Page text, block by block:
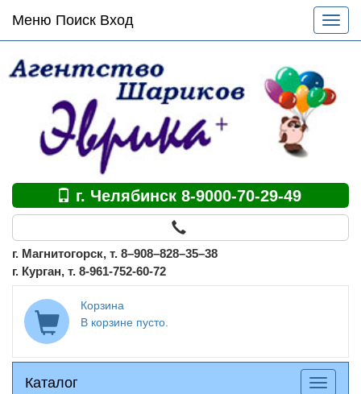
Основное
меню
по
Меню Поиск Вход
меню
г. Челябинск 8-9000-70-29-49
г. Магнитогорск, т. 8–908–828–35–38
г. Курган, т. 8-961-752-60-72
Корзина
В корзине пусто.
Каталог
Каталог